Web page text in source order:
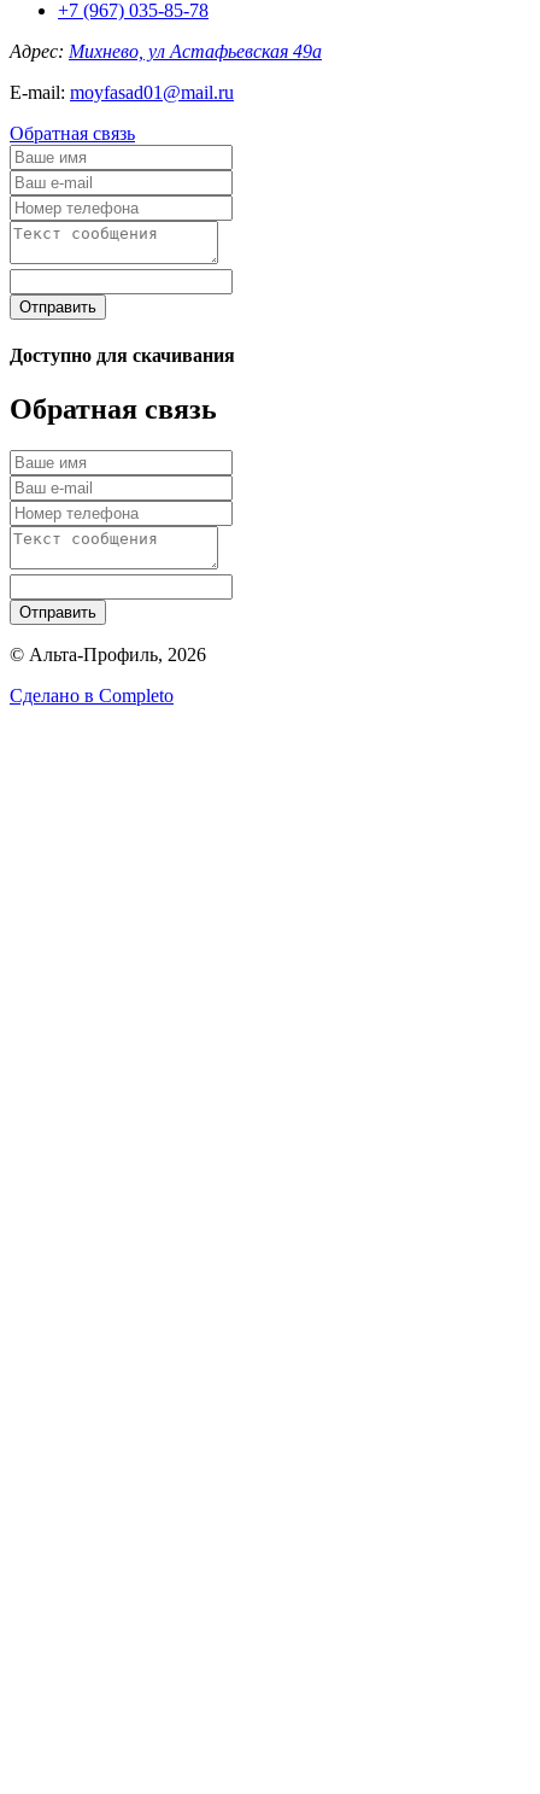
+7 (967) 035-85-78
Адрес: Михнево, ул Астафьевская 49а
E-mail: moyfasad01@mail.ru
Обратная связь
Отправить
Доступно для скачивания
Обратная связь
Отправить
© Альта-Профиль, 2026
Сделано в Completo